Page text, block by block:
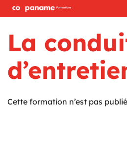
contenu
La
Cette formation n’est pas